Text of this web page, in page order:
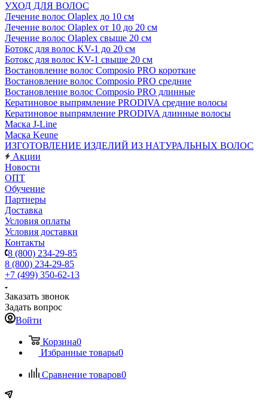
УХОД ДЛЯ ВОЛОС
Лечение волос Olapleх до 10 см
Лечение волос Olapleх от 10 до 20 см
Лечение волос Olapleх свыше 20 см
Ботокс для волос KV-1 до 20 см
Ботокс для волос KV-1 свыше 20 см
Востановление волос Composio PRO короткие
Востановление волос Composio PRO средние
Востановление волос Composio PRO длинные
Кератиновое выпрямление PRODIVA средние волосы
Кератиновое выпрямление PRODIVA длинные волосы
Маска J-Line
Маска Keune
ИЗГОТОВЛЕНИЕ ИЗДЕЛИЙ ИЗ НАТУРАЛЬНЫХ ВОЛОС
Акции
Новости
ОПТ
Обучение
Партнеры
Доставка
Условия оплаты
Условия доставки
Контакты
8 (800) 234-29-85
8 (800) 234-29-85
+7 (499) 350-62-13
Заказать звонок
Задать вопрос
Войти
Корзина0
Избранные товары0
Сравнение товаров0